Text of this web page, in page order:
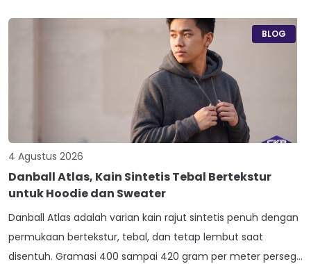
BLOG
4 Agustus 2026
Danball Atlas, Kain Sintetis Tebal Bertekstur
untuk Hoodie dan Sweater
Danball Atlas adalah varian kain rajut sintetis penuh dengan
permukaan bertekstur, tebal, dan tetap lembut saat
disentuh. Gramasi 400 sampai 420 gram per meter persegi,